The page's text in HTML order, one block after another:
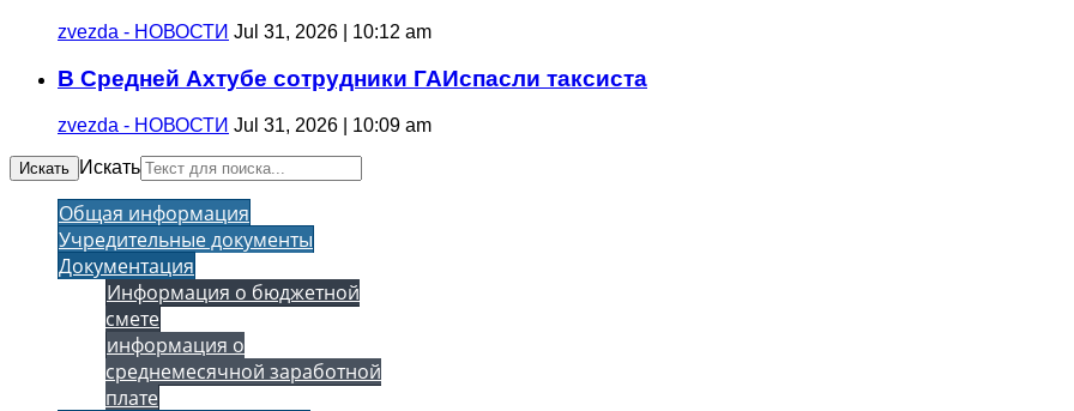
zvezda - НОВОСТИ Jul 31, 2026 | 10:12 am
В Средней Ахтубе сотрудники ГАИспасли таксиста
zvezda - НОВОСТИ Jul 31, 2026 | 10:09 am
Искать Искать
Общая информация
Учредительные документы
Документация
Информация о бюджетной
смете
информация о
среднемесячной заработной
плате